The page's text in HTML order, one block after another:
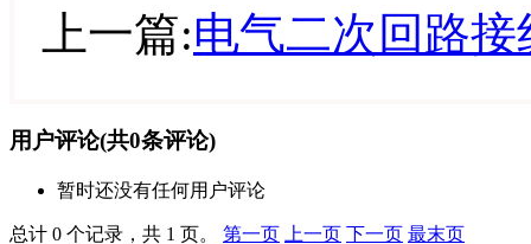
上一篇:电气二次回路
用户评论(共0条评论)
暂时还没有任何用户评论
总计 0 个记录，共 1 页。 第一页 上一页 下一页 最末页